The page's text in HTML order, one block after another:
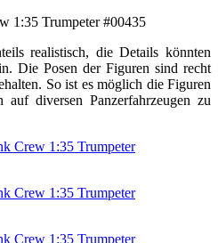
realistisch, die Details könnten
Die Posen der Figuren sind recht
So ist es möglich die Figuren
diversen Panzerfahrzeugen zu